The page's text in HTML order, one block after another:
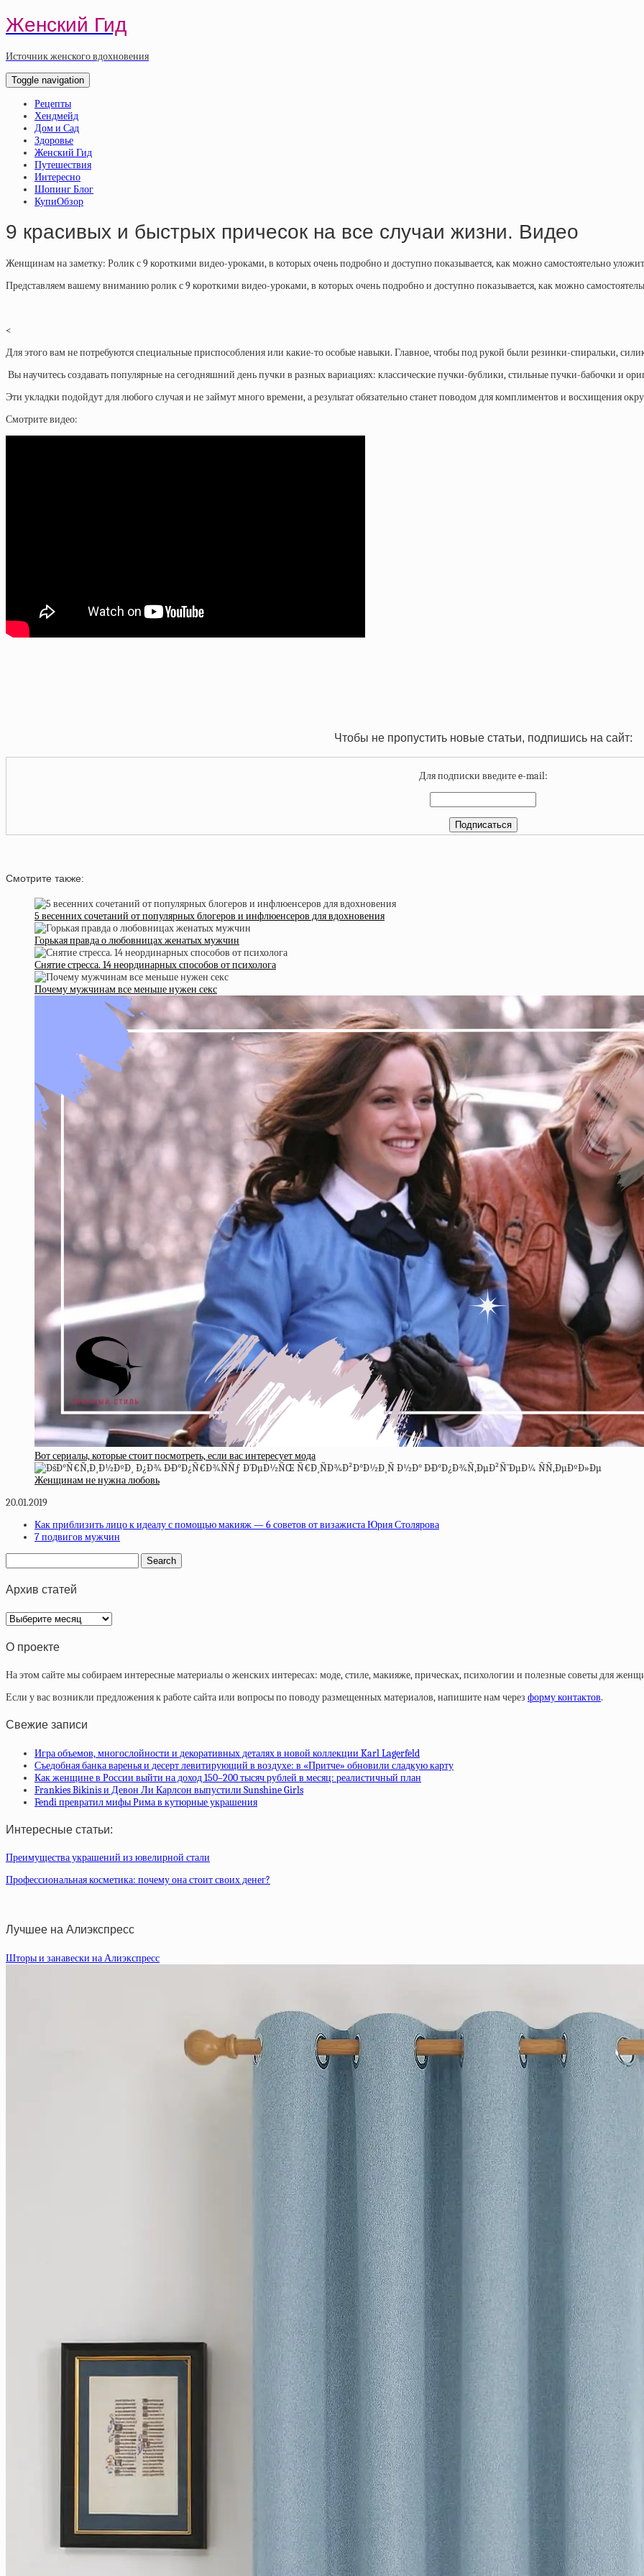
Женский Гид
Источник женского вдохновения
Toggle navigation
Рецепты
Хендмейд
Дом и Сад
Здоровье
Женский Гид
Путешествия
Интересно
Шопинг Блог
КупиОбзор
9 красивых и быстрых причесок на все случаи жизни. Видео
Женщинам на заметку: Ролик с 9 короткими видео-уроками, в которых очень подробно и доступно показывается, как можно самостоятельно
Представляем вашему вниманию ролик с 9 короткими видео-уроками, в которых очень подробно и доступно показывается, как можно
<
Для этого вам не потребуются специальные приспособления или какие-то особые навыки. Главное, чтобы под рукой были резинки-спиральки,
Вы научитесь создавать популярные на сегодняшний день пучки в разных вариациях: классические пучки-бублики, стильные пучки-бабочки и
Эти укладки подойдут для любого случая и не займут много времени, а результат обязательно станет поводом для комплиментов и восхищения
Смотрите видео:
Чтобы не пропустить новые статьи, подпишись на сайт:
Для подписки введите e-mail:
Смотрите также:
5 весенних сочетаний от популярных блогеров и инфлюенсеров для вдохновения
Горькая правда о любовницах женатых мужчин
Снятие стресса. 14 неординарных способов от психолога
Почему мужчинам все меньше нужен секс
Вот сериалы, которые стоит посмотреть, если вас интересует мода
Женщинам не нужна любовь
20.01.2019
Как приблизить лицо к идеалу с помощью макияж — 6 советов от визажиста Юрия Столярова
7 подвигов мужчин
Архив статей
Архив
статей
О проекте
На этом сайте мы собираем интересные материалы о женских интересах: моде, стиле, макияже, прическах, психологии и полезные советы для
Если у вас возникли предложения к работе сайта или вопросы по поводу размещенных материалов, напишите нам через форму контактов.
Свежие записи
Игра объемов, многослойности и декоративных деталях в новой коллекции Karl Lagerfeld
Съедобная банка варенья и десерт левитирующий в воздухе: в «Притче» обновили сладкую карту
Как женщине в России выйти на доход 150–200 тысяч рублей в месяц: реалистичный план
Frankies Bikinis и Девон Ли Карлсон выпустили Sunshine Girls
Fendi превратил мифы Рима в кутюрные украшения
Интересные статьи:
Преимущества украшений из ювелирной стали
Профессиональная косметика: почему она стоит своих денег?
Лучшее на Алиэкспресс
Шторы и занавески на Алиэкспресс